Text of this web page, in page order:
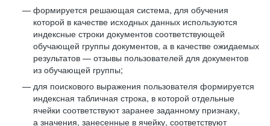
формируется решающая система, для обучения
которой в качестве исходных данных используются
индексные строки документов соответствующей
обучающей группы документов, а в качестве ожидаемых
результатов — отзывы пользователей для документов
из обучающей группы;
для поискового выражения пользователя формируется
индексная табличная строка, в которой отдельные
ячейки соответствуют заранее заданному признаку,
а значения, занесенные в ячейку, соответствуют